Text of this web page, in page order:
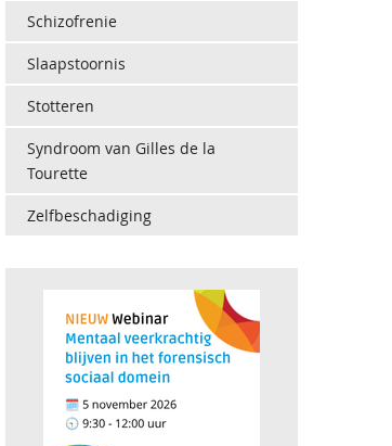
Schizofrenie
Slaapstoornis
Stotteren
Syndroom van Gilles de la
Tourette
Zelfbeschadiging